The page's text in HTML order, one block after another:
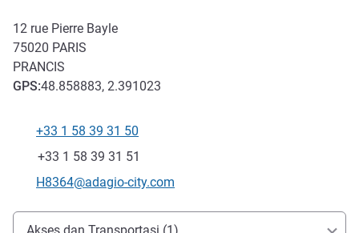
12 rue Pierre Bayle
75020 PARIS
PRANCIS
GPS:48.858883, 2.391023
Telepon
+33 1 58 39 31 50
Fax
+33 1 58 39 31 51
Email kontak
H8364@adagio-city.com
Akses dan Transportasi